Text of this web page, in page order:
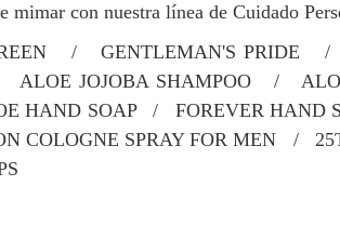
mimar con nuestra línea de Cuidado
/ GENTLEMAN'S PRIDE /
JOJOBA SHAMPOO /
HAND SOAP / FOREVER HAND
COLOGNE SPRAY FOR MEN /